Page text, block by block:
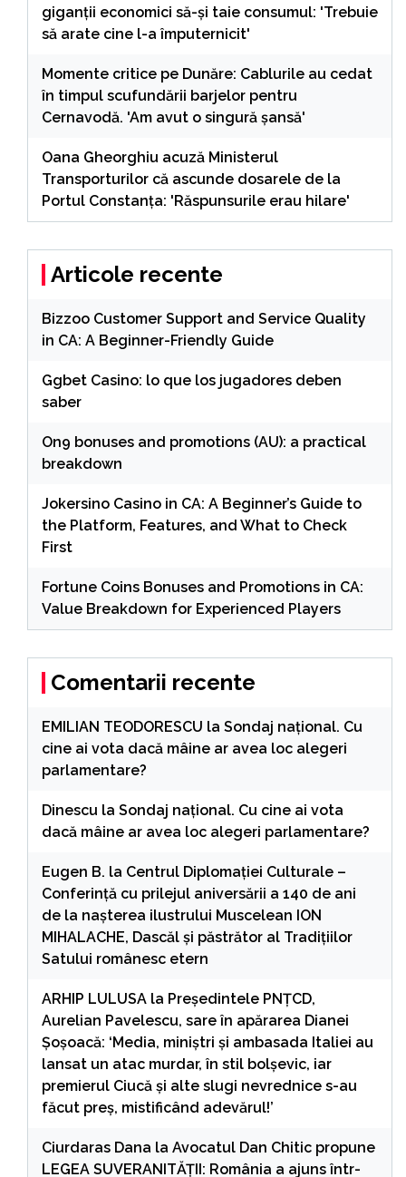
giganții economici să-și taie consumul: 'Trebuie
să arate cine l-a împuternicit'
Momente critice pe Dunăre: Cablurile au cedat
în timpul scufundării barjelor pentru
Cernavodă. 'Am avut o singură șansă'
Oana Gheorghiu acuză Ministerul
Transporturilor că ascunde dosarele de la
Portul Constanța: 'Răspunsurile erau hilare'
Articole recente
Bizzoo Customer Support and Service Quality
in CA: A Beginner-Friendly Guide
Ggbet Casino: lo que los jugadores deben
saber
On9 bonuses and promotions (AU): a practical
breakdown
Jokersino Casino in CA: A Beginner’s Guide to
the Platform, Features, and What to Check
First
Fortune Coins Bonuses and Promotions in CA:
Value Breakdown for Experienced Players
Comentarii recente
EMILIAN TEODORESCU la Sondaj național. Cu
cine ai vota dacă mâine ar avea loc alegeri
parlamentare?
Dinescu la Sondaj național. Cu cine ai vota
dacă mâine ar avea loc alegeri parlamentare?
Eugen B. la Centrul Diplomației Culturale –
Conferință cu prilejul aniversării a 140 de ani
de la nașterea ilustrului Muscelean ION
MIHALACHE, Dascăl și păstrător al Tradițiilor
Satului românesc etern
ARHIP LULUSA la Președintele PNȚCD,
Aurelian Pavelescu, sare în apărarea Dianei
Șoșoacă: ‘Media, miniștri și ambasada Italiei au
lansat un atac murdar, în stil bolșevic, iar
premierul Ciucă și alte slugi nevrednice s-au
făcut preș, mistificând adevărul!’
Ciurdaras Dana la Avocatul Dan Chitic propune
LEGEA SUVERANITĂȚII: România a ajuns într-